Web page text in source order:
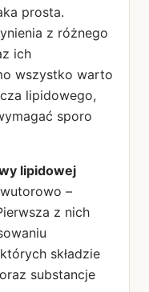
prosta.
z różnego
ich
wszystko warto
lipidowego,
sporo
lipidowej
–
z nich
składzie
substancje